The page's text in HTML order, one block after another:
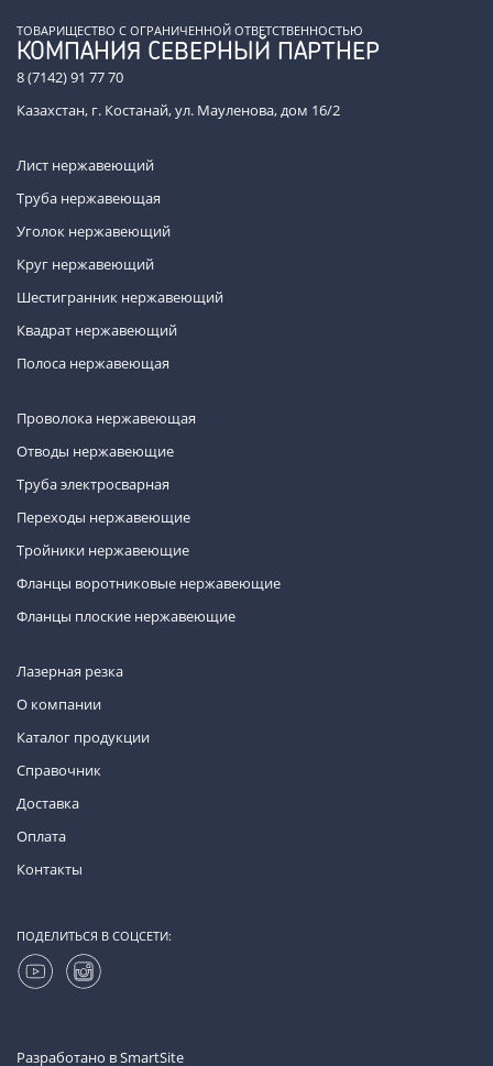
ТОВАРИЩЕСТВО С ОГРАНИЧЕННОЙ ОТВЕТСТВЕННОСТЬЮ
КОМПАНИЯ СЕВЕРНЫЙ ПАРТНЕР
8 (7142) 91 77 70
Казахстан, г. Костанай, ул. Мауленова, дом 16/2
Лист нержавеющий
Труба нержавеющая
Уголок нержавеющий
Круг нержавеющий
Шестигранник нержавеющий
Квадрат нержавеющий
Полоса нержавеющая
Проволока нержавеющая
Отводы нержавеющие
Труба электросварная
Переходы нержавеющие
Тройники нержавеющие
Фланцы воротниковые нержавеющие
Фланцы плоские нержавеющие
Лазерная резка
О компании
Каталог продукции
Справочник
Доставка
Оплата
Контакты
ПОДЕЛИТЬСЯ В СОЦСЕТИ:
Разработано вSmartSite